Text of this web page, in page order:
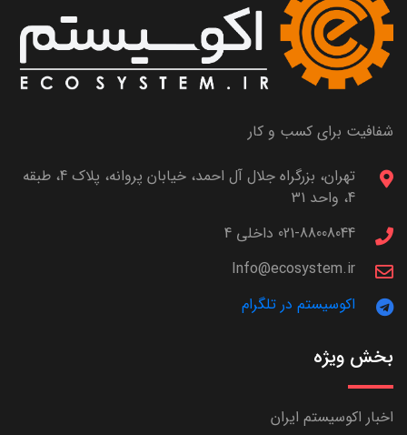
شفافیت برای کسب و کار
تهران، بزرگراه جلال آل احمد، خیابان پروانه، پلاک 4، طبقه
4، واحد 31
021-88008044 داخلی 4
Info@ecosystem.ir
اکوسیستم در تلگرام
بخش ویژه
اخبار اکوسیستم ایران